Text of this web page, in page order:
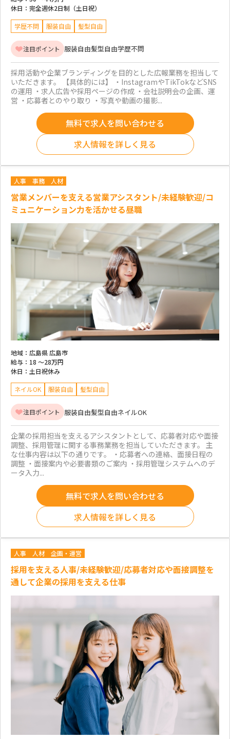
休日： 完全週休2日制（土日祝）
学歴不問 服装自由 髪型自由
注目ポイント 服装自由髪型自由学歴不問
採用活動や企業ブランディングを目的とした広報業務を担当して
いただきます。 【具体的には】 ・InstagramやTikTokなどSNS
の運用 ・求人広告や採用ページの作成 ・会社説明会の企画、運
営 ・応募者とのやり取り ・写真や動画の撮影...
無料で求人を問い合わせる
求人情報を詳しく見る
人事 事務 人材
営業メンバーを支える営業アシスタント/未経験歓迎/コ
ミュニケーション力を活かせる昼職
地域： 広島県 広島市
給与： 18 ～28万円
休日： 土日祝休み
ネイルOK 服装自由 髪型自由
注目ポイント 服装自由髪型自由ネイルOK
企業の採用担当を支えるアシスタントとして、応募者対応や面接
調整、採用管理に関する事務業務を担当していただきます。 主
な仕事内容は以下の通りです。 ・応募者への連絡、面接日程の
調整 ・面接案内や必要書類のご案内 ・採用管理システムへのデ
ータ入力...
無料で求人を問い合わせる
求人情報を詳しく見る
人事 人材 企画・運営
採用を支える人事/未経験歓迎/応募者対応や面接調整を
通して企業の採用を支える仕事